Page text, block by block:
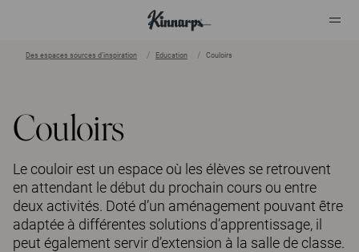
Des espaces sources d’inspiration Education Couloirs
Couloirs
Le couloir est un espace où les élèves se retrouvent
en attendant le début du prochain cours ou entre
deux activités. Doté d’un aménagement pouvant être
adaptée à différentes solutions d’apprentissage, il
peut également servir d’extension à la salle de classe.